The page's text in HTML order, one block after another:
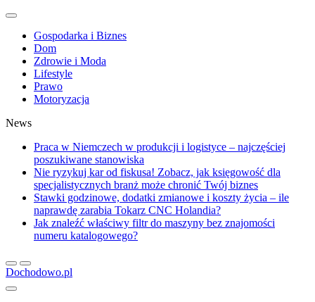
Gospodarka i Biznes
Dom
Zdrowie i Moda
Lifestyle
Prawo
Motoryzacja
News
Praca w Niemczech w produkcji i logistyce – najczęściej
poszukiwane stanowiska
Nie ryzykuj kar od fiskusa! Zobacz, jak księgowość dla
specjalistycznych branż może chronić Twój biznes
Stawki godzinowe, dodatki zmianowe i koszty życia – ile
naprawdę zarabia Tokarz CNC Holandia?
Jak znaleźć właściwy filtr do maszyny bez znajomości
numeru katalogowego?
Dochodowo.pl